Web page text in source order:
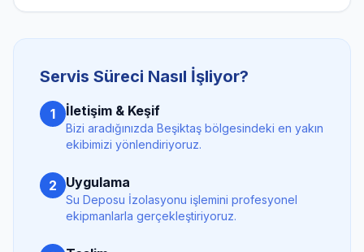
Servis Süreci Nasıl İşliyor?
1 İletişim & Keşif
Bizi aradığınızda Beşiktaş bölgesindeki en yakın
ekibimizi yönlendiriyoruz.
2 Uygulama
Su Deposu İzolasyonu işlemini profesyonel
ekipmanlarla gerçekleştiriyoruz.